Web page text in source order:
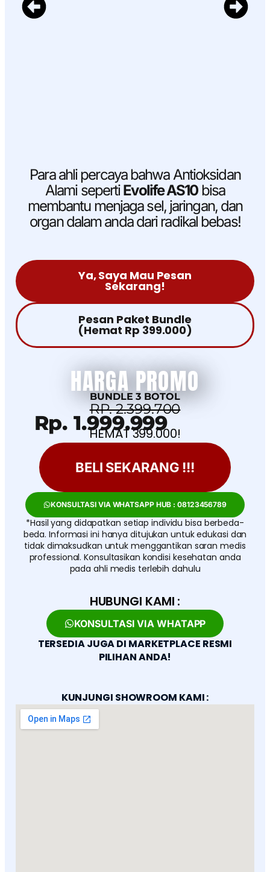
Para ahli percaya bahwa Antioksidan
Alami sepertiEvolife AS10bisa
membantu menjaga sel, jaringan, dan
organ dalam anda dari radikal bebas!
Ya, Saya Mau Pesan
Sekarang!
Pesan Paket Bundle
(Hemat Rp 399.000)
HARGA PROMO
BUNDLE 3 BOTOL
RP. 2.399.700
Rp. 1.999.999
HEMAT 399.000!
BELI SEKARANG !!!
KONSULTASI VIA WHATSAPP HUB : 08123456789
*Hasil yang didapatkan setiap individu bisa berbeda-
beda. Informasi ini hanya ditujukan untuk edukasi dan
tidak dimaksudkan untuk menggantikan saran medis
professional. Konsultasikan kondisi kesehatan anda
pada ahli medis terlebih dahulu
HUBUNGI KAMI :
KONSULTASI VIA WHATAPP
TERSEDIA JUGA DI MARKETPLACE RESMI
PILIHAN ANDA!
KUNJUNGI SHOWROOM KAMI :